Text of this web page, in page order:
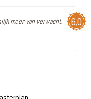
6,0
meer van verwacht.